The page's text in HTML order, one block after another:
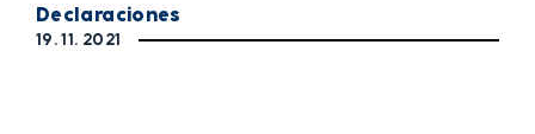
Declaraciones
19. 11. 2021